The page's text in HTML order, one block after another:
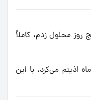
روز محلول زدم، کاملاً
اذیتم می‌کرد، با این